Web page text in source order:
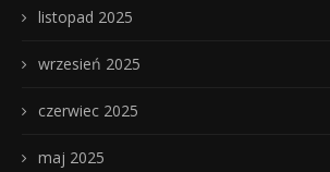
listopad 2025
wrzesień 2025
czerwiec 2025
maj 2025